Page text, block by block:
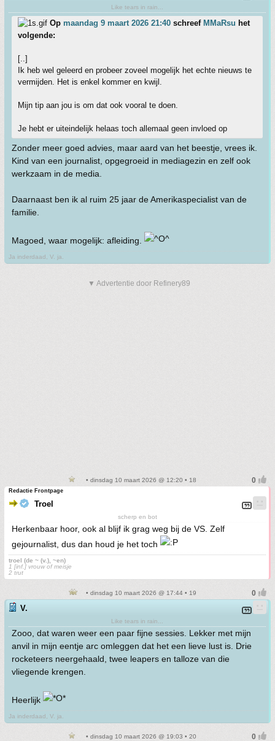
Like tears in rain...
Op maandag 9 maart 2026 21:40 schreef MMaRsu het
volgende:
[..]
Ik heb wel geleerd en probeer zoveel mogelijk het echte nieuws te
vermijden. Het is enkel kommer en kwijl.
Mijn tip aan jou is om dat ook vooral te doen.
Je hebt er uiteindelijk helaas toch allemaal geen invloed op
Zonder meer goed advies, maar aard van het beestje, vrees ik.
Kind van een journalist, opgegroeid in mediagezin en zelf ook
werkzaam in de media.
Daarnaast ben ik al ruim 25 jaar de Amerikaspecialist van de
familie.
Magoed, waar mogelijk: afleiding.
Ja inderdaad, V. ja.
▼ Advertentie door Refinery89
• dinsdag 10 maart 2026 @ 12:20 • 18
Redactie Frontpage
Troel
scherp en bot
Herkenbaar hoor, ook al blijf ik grag weg bij de VS. Zelf
gejournalist, dus dan houd je het toch
troel (de ~ (v.), ~en)
1 [inf.] vrouw of meisje
2 trut
• dinsdag 10 maart 2026 @ 17:44 • 19
V.
Like tears in rain...
Zooo, dat waren weer een paar fijne sessies. Lekker met mijn
anvil in mijn eentje arc omleggen dat het een lieve lust is. Drie
rocketeers neergehaald, twee leapers en talloze van die
vliegende krengen.
Heerlijk
Ja inderdaad, V. ja.
• dinsdag 10 maart 2026 @ 19:03 • 20